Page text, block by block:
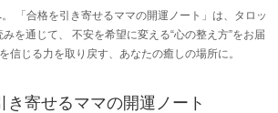
「合格を引き寄せるママの開運ノート」は、タロッ
を通じて、 不安を希望に変える“心の整え方”をお届
信じる力を取り戻す、あなたの癒しの場所に。
き寄せるママの開運ノート